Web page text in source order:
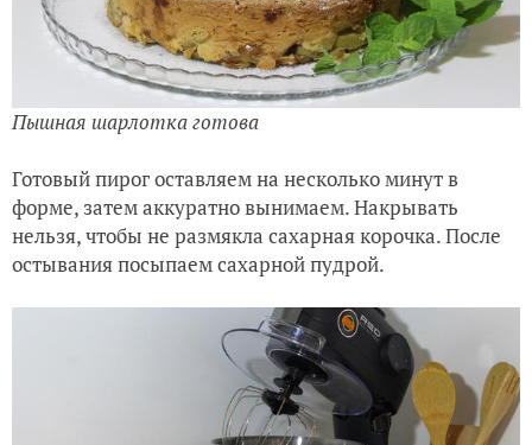
Пышная шарлотка готова
Готовый пирог оставляем на несколько минут в
форме, затем аккуратно вынимаем. Накрывать
нельзя, чтобы не размякла сахарная корочка. После
остывания посыпаем сахарной пудрой.